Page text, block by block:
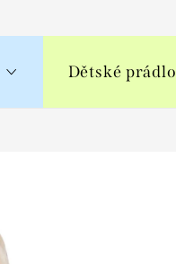
Dětské prádlo